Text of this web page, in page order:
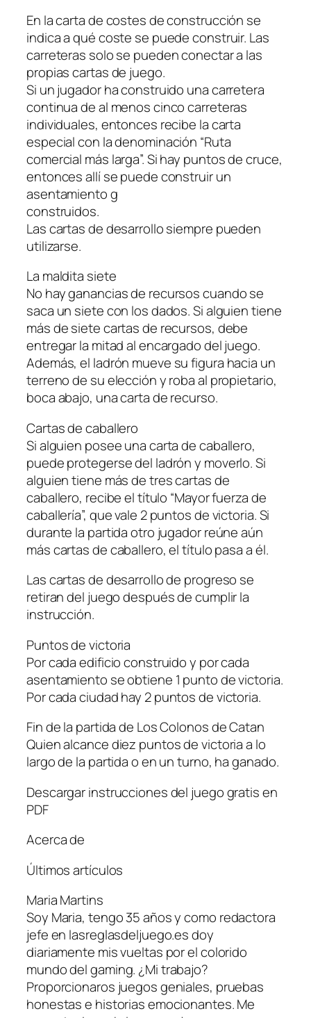
En la carta de costes de construcción se
indica a qué coste se puede construir. Las
carreteras solo se pueden conectar a las
propias cartas de juego.
Si un jugador ha construido una carretera
continua de al menos cinco carreteras
individuales, entonces recibe la carta
especial con la denominación “Ruta
comercial más larga”. Si hay puntos de cruce,
entonces allí se puede construir un
asentamiento g
construidos.
Las cartas de desarrollo siempre pueden
utilizarse.
La maldita siete
No hay ganancias de recursos cuando se
saca un siete con los dados. Si alguien tiene
más de siete cartas de recursos, debe
entregar la mitad al encargado del juego.
Además, el ladrón mueve su figura hacia un
terreno de su elección y roba al propietario,
boca abajo, una carta de recurso.
Cartas de caballero
Si alguien posee una carta de caballero,
puede protegerse del ladrón y moverlo. Si
alguien tiene más de tres cartas de
caballero, recibe el título “Mayor fuerza de
caballería”, que vale 2 puntos de victoria. Si
durante la partida otro jugador reúne aún
más cartas de caballero, el título pasa a él.
Las cartas de desarrollo de progreso se
retiran del juego después de cumplir la
instrucción.
Puntos de victoria
Por cada edificio construido y por cada
asentamiento se obtiene 1 punto de victoria.
Por cada ciudad hay 2 puntos de victoria.
Fin de la partida de Los Colonos de Catan
Quien alcance diez puntos de victoria a lo
largo de la partida o en un turno, ha ganado.
Descargar instrucciones del juego gratis en
PDF
Acerca de
Últimos artículos
Maria Martins
Soy Maria, tengo 35 años y como redactora
jefe en lasreglasdeljuego.es doy
diariamente mis vueltas por el colorido
mundo del gaming. ¿Mi trabajo?
Proporcionaros juegos geniales, pruebas
honestas e historias emocionantes. Me